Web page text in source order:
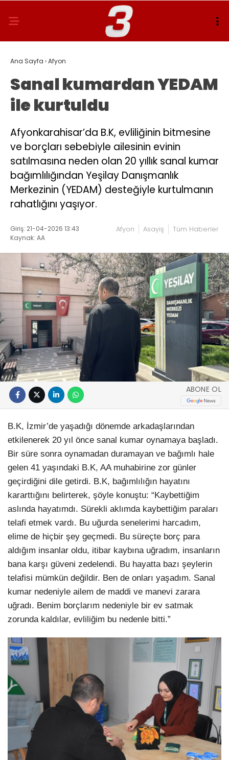
Ana Sayfa ›Afyon
Sanal kumardan YEDAM
ile kurtuldu
Afyonkarahisar’da B.K, evliliğinin bitmesine
ve borçları sebebiyle ailesinin evinin
satılmasına neden olan 20 yıllık sanal kumar
bağımlılığından Yeşilay Danışmanlık
Merkezinin (YEDAM) desteğiyle kurtulmanın
rahatlığını yaşıyor.
Giriş: 21-04-2026 13:43
Kaynak: AA
Afyon Asayiş Tüm Haberler
ABONE OL
B.K, İzmir’de yaşadığı dönemde arkadaşlarından
etkilenerek 20 yıl önce sanal kumar oynamaya başladı.
Bir süre sonra oynamadan duramayan ve bağımlı hale
gelen 41 yaşındaki B.K, AA muhabirine zor günler
geçirdiğini dile getirdi. B.K, bağımlılığın hayatını
kararttığını belirterek, şöyle konuştu: “Kaybettiğim
aslında hayatımdı. Sürekli aklımda kaybettiğim paraları
telafi etmek vardı. Bu uğurda senelerimi harcadım,
elime de hiçbir şey geçmedi. Bu süreçte borç para
aldığım insanlar oldu, itibar kaybına uğradım, insanların
bana karşı güveni zedelendi. Bu hayatta bazı şeylerin
telafisi mümkün değildir. Ben de onları yaşadım. Sanal
kumar nedeniyle ailem de maddi ve manevi zarara
uğradı. Benim borçlarım nedeniyle bir ev satmak
zorunda kaldılar, evliliğim bu nedenle bitti.”